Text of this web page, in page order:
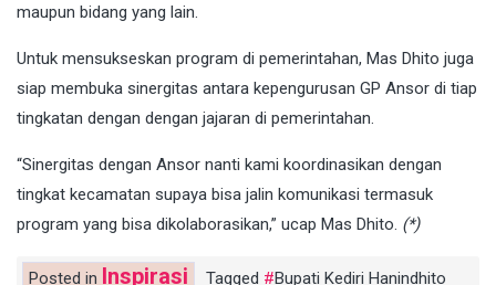
maupun bidang yang lain.
Untuk mensukseskan program di pemerintahan, Mas Dhito juga
siap membuka sinergitas antara kepengurusan GP Ansor di tiap
tingkatan dengan dengan jajaran di pemerintahan.
“Sinergitas dengan Ansor nanti kami koordinasikan dengan
tingkat kecamatan supaya bisa jalin komunikasi termasuk
program yang bisa dikolaborasikan,” ucap Mas Dhito. (*)
Posted in Inspirasi Tagged Bupati Kediri Hanindhito